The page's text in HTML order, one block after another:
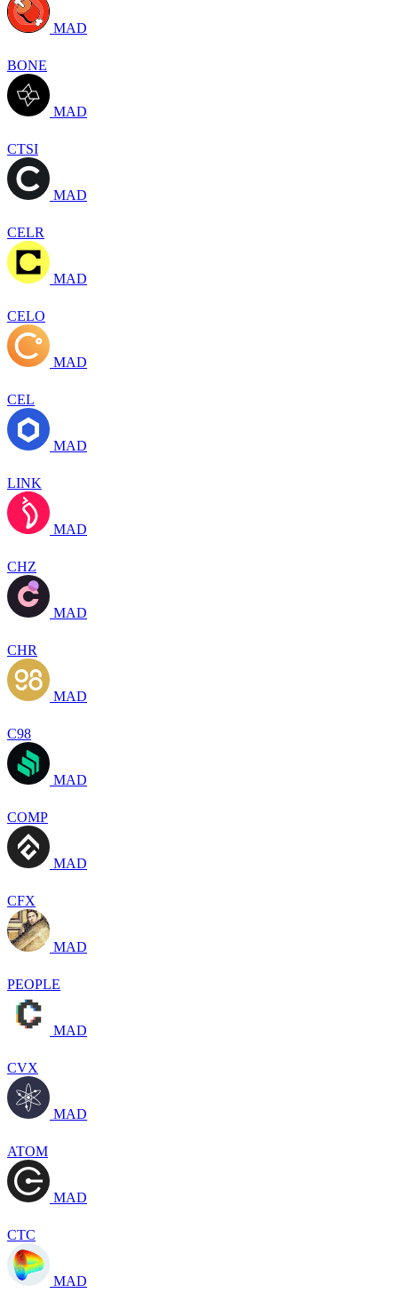
MAD
BONE
MAD
CTSI
MAD
CELR
MAD
CELO
MAD
CEL
MAD
LINK
MAD
CHZ
MAD
CHR
MAD
C98
MAD
COMP
MAD
CFX
MAD
PEOPLE
MAD
CVX
MAD
ATOM
MAD
CTC
MAD